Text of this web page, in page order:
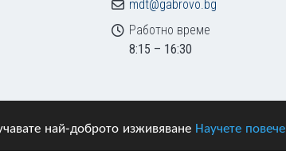
най-доброто изживяване Научете повече
mdt@gabrovo.bg
Работно време
8:15 – 16:30